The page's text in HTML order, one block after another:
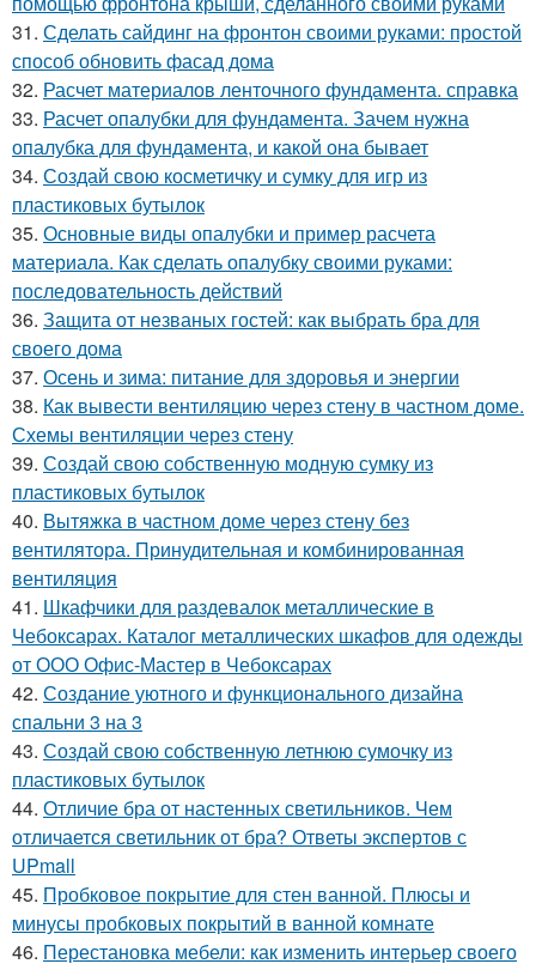
31. Сделать сайдинг на фронтон своими руками: простой
способ обновить фасад дома
32. Расчет материалов ленточного фундамента. справка
33. Расчет опалубки для фундамента. Зачем нужна
опалубка для фундамента, и какой она бывает
34. Создай свою косметичку и сумку для игр из
пластиковых бутылок
35. Основные виды опалубки и пример расчета
материала. Как сделать опалубку своими руками:
последовательность действий
36. Защита от незваных гостей: как выбрать бра для
своего дома
37. Осень и зима: питание для здоровья и энергии
38. Как вывести вентиляцию через стену в частном доме.
Схемы вентиляции через стену
39. Создай свою собственную модную сумку из
пластиковых бутылок
40. Вытяжка в частном доме через стену без
вентилятора. Принудительная и комбинированная
вентиляция
41. Шкафчики для раздевалок металлические в
Чебоксарах. Каталог металлических шкафов для одежды
от ООО Офис-Мастер в Чебоксарах
42. Создание уютного и функционального дизайна
спальни 3 на 3
43. Создай свою собственную летнюю сумочку из
пластиковых бутылок
44. Отличие бра от настенных светильников. Чем
отличается светильник от бра? Ответы экспертов с
UPmall
45. Пробковое покрытие для стен ванной. Плюсы и
минусы пробковых покрытий в ванной комнате
46. Перестановка мебели: как изменить интерьер своего